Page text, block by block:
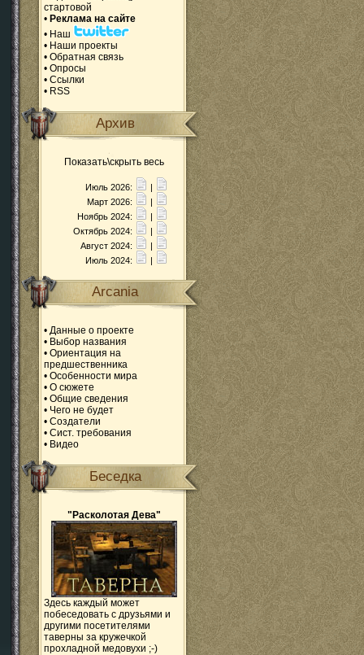
стартовой
• Реклама на сайте
• Наш
• Наши проекты
• Обратная связь
• Опросы
• Ссылки
• RSS
Архив
Показать\скрыть весь
Июль 2026:
|
Март 2026:
|
Ноябрь 2024:
|
Октябрь 2024:
|
Август 2024:
|
Июль 2024:
|
Arcania
• Данные о проекте
• Выбор названия
• Ориентация на
предшественника
• Особенности мира
• О сюжете
• Общие сведения
• Чего не будет
• Создатели
• Сист. требования
• Видео
Беседка
"Расколотая Дева"
Здесь каждый может
побеседовать с друзьями и
другими посетителями
таверны за кружечкой
прохладной медовухи ;-)